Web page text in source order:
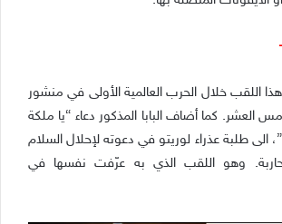
اللقب خلال الحرب العالمية الأولى في منشور
العشر. كما أضاف البابا المذكور دعاء “يا ملكة
الى طلبة عذراء لوريتو في دعوته لإحلال السلام
وهو اللقب الذي به عرّفت نفسها في